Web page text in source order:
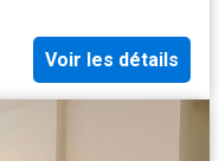
Voir les détails